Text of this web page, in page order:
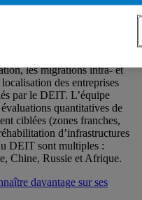
verts, etc.), les membres
résilience et l’exposition à
une attention
les migrations intra- et
des entreprises
par le DEIT. L’équipe
quantitatives de
ciblées (zones franches,
d’infrastructures
DEIT sont multiples :
Chine, Russie et Afrique.
davantage sur ses